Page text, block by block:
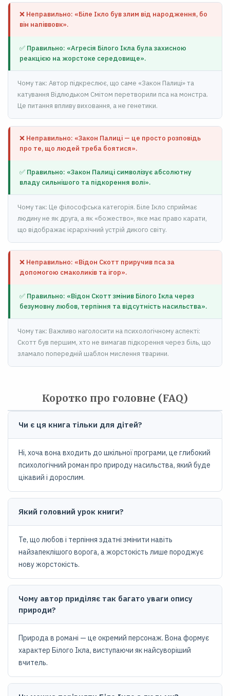
❌ Неправильно: «Біле Ікло був злим від народження, бо
він напіввовк».
✅ Правильно: «Агресія Білого Ікла була захисною
реакцією на жорстоке середовище».
Чому так: Автор підкреслює, що саме «Закон Палиці» та
катування Відлюдьком Смітом перетворили пса на монстра.
Це питання впливу виховання, а не генетики.
❌ Неправильно: «Закон Палиці — це просто розповідь
про те, що людей треба боятися».
✅ Правильно: «Закон Палиці символізує абсолютну
владу сильнішого та підкорення волі».
Чому так: Це філософська категорія. Біле Ікло сприймає
людину не як друга, а як «божество», яке має право карати,
що відображає ієрархічний устрій дикого світу.
❌ Неправильно: «Відон Скотт приручив пса за
допомогою смаколиків та ігор».
✅ Правильно: «Відон Скотт змінив Білого Ікла через
безумовну любов, терпіння та відсутність насильства».
Чому так: Важливо наголосити на психологічному аспекті:
Скотт був першим, хто не вимагав підкорення через біль, що
зламало попередній шаблон мислення тварини.
Коротко про головне (FAQ)
Чи є ця книга тільки для дітей?
Ні, хоча вона входить до шкільної програми, це глибокий
психологічний роман про природу насильства, який буде
цікавий і дорослим.
Який головний урок книги?
Те, що любов і терпіння здатні змінити навіть
найзапеклішого ворога, а жорстокість лише породжує
нову жорстокість.
Чому автор приділяє так багато уваги опису
природи?
Природа в романі — це окремий персонаж. Вона формує
характер Білого Ікла, виступаючи як найсуворіший
вчитель.